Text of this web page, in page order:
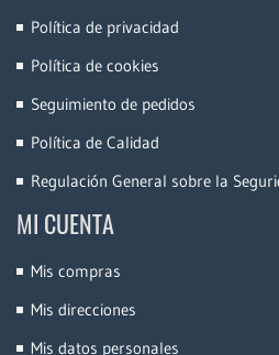
Política de privacidad
Política de cookies
Seguimiento de pedidos
Política de Calidad
Regulación General sobre la
MI CUENTA
Mis compras
Mis direcciones
Mis datos personales